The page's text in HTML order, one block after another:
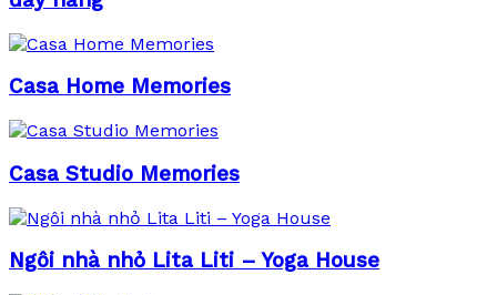
Casa Home Memories
Casa Studio Memories
Ngôi nhà nhỏ Lita Liti – Yoga House